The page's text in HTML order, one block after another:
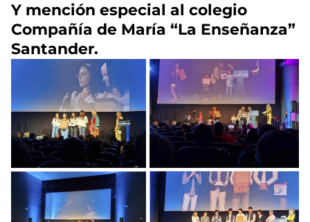
Y mención especial al colegio
Compañía de María “La Enseñanza”
Santander.